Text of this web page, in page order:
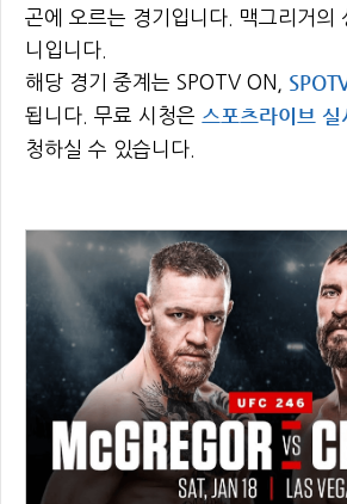
곤에 오르는 경기입니다. 맥그리거의
니입니다.
해당 경기 중계는 SPOTV ON,
됩니다. 무료 시청은 스포츠라이브
청하실 수 있습니다.